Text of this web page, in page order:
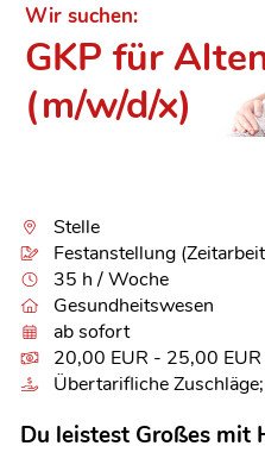
Wir suchen:
GKP für
(m/w/d/x)
Stelle
Festanstellung
35 h / Woche
Gesundheitswesen
ab sofort
20,00 EUR - 25,00
Übertarifliche
Du leistest Großes mit